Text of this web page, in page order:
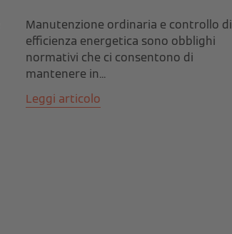
Manutenzione ordinaria e controllo di
efficienza energetica sono obblighi
normativi che ci consentono di
mantenere in...
Leggi articolo